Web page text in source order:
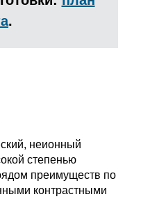
.
неионный
степенью
преимуществ по
контрастными